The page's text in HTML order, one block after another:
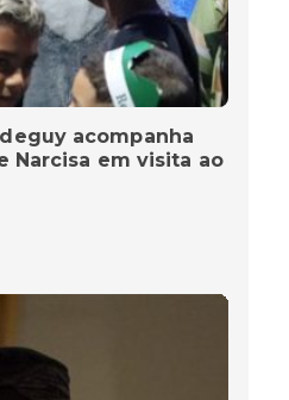
acompanha
Narcisa em visita ao